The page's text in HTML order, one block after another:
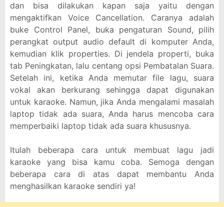
dan bisa dilakukan kapan saja yaitu dengan
mengaktifkan Voice Cancellation. Caranya adalah
buke Control Panel, buka pengaturan Sound, pilih
perangkat output audio default di komputer Anda,
kemudian klik properties. Di jendela properti, buka
tab Peningkatan, lalu centang opsi Pembatalan Suara.
Setelah ini, ketika Anda memutar file lagu, suara
vokal akan berkurang sehingga dapat digunakan
untuk karaoke. Namun, jika Anda mengalami masalah
laptop tidak ada suara, Anda harus mencoba cara
memperbaiki laptop tidak ada suara khususnya.
Itulah beberapa cara untuk membuat lagu jadi
karaoke yang bisa kamu coba. Semoga dengan
beberapa cara di atas dapat membantu Anda
menghasilkan karaoke sendiri ya!